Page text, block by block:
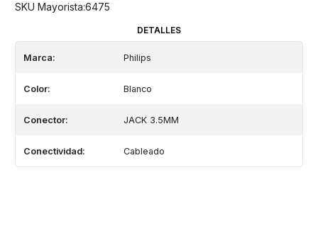
SKU Mayorista:6475
DETALLES
Marca: Philips
Color: Blanco
Conector: JACK 3.5MM
Conectividad: Cableado